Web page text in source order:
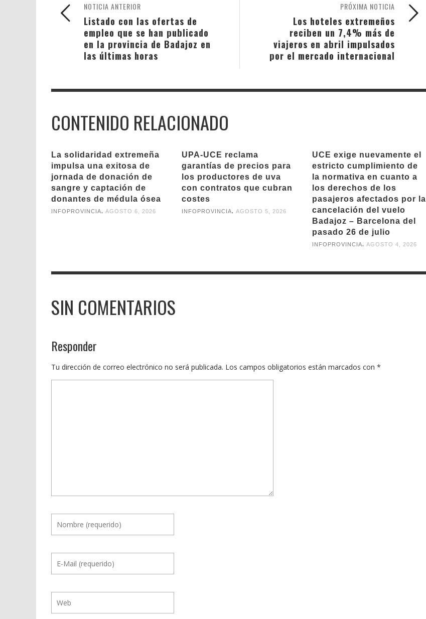
PRÓXIMA NOTICIA
Los hoteles extremeños
reciben un 7,4% más de
viajeros en abril impulsados
por el mercado internacional
NOTICIA ANTERIOR
Listado con las ofertas de
empleo que se han publicado
en la provincia de Badajoz en
las últimas horas
CONTENIDO RELACIONADO
La solidaridad extremeña
impulsa una exitosa de
jornada de donación de
sangre y captación de
donantes de médula ósea
INFOPROVINCIA AGOSTO 6, 2026
UPA-UCE reclama
garantías de precios para
los productores de uva
con contratos que cubran
costes
INFOPROVINCIA AGOSTO 5, 2026
UCE exige nuevamente el
estricto cumplimiento de
la normativa en cuanto a
los derechos de los
pasajeros afectados por la
cancelación del vuelo
Badajoz – Barcelona del
pasado 26 de julio
INFOPROVINCIA AGOSTO 4, 2026
SIN COMENTARIOS
Responder
Tu dirección de correo electrónico no será publicada. Los campos obligatorios están marcados con *